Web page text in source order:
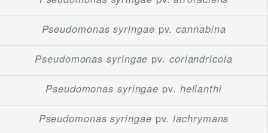
Pseudomonas syringae pv. cannabina
Pseudomonas syringae pv. coriandricola
Pseudomonas syringae pv. helianthi
Pseudomonas syringae pv.lachrymans